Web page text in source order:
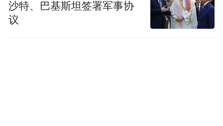
沙特、巴基斯坦签署军事协
议